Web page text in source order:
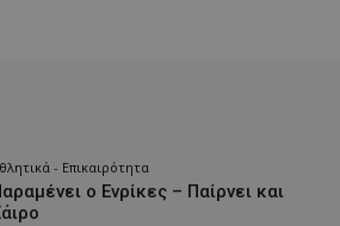
- Επικαιρότητα
ο Ενρίκες – Παίρνει και